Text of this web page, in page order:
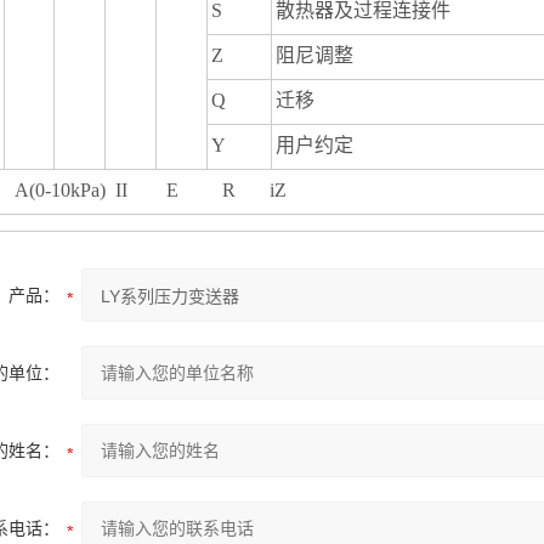
S 散热器及过程连接件
Z 阻尼调整
Q 迁移
Y 用户约定
A(0-10kPa) II E R
产品：
单位：
姓名：
电话：